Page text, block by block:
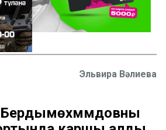
Эльвира Вәлиева